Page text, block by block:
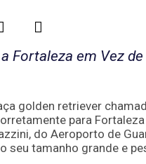
Fortaleza em Vez
golden retriever
para
do Aeroporto de
seu tamanho grande e